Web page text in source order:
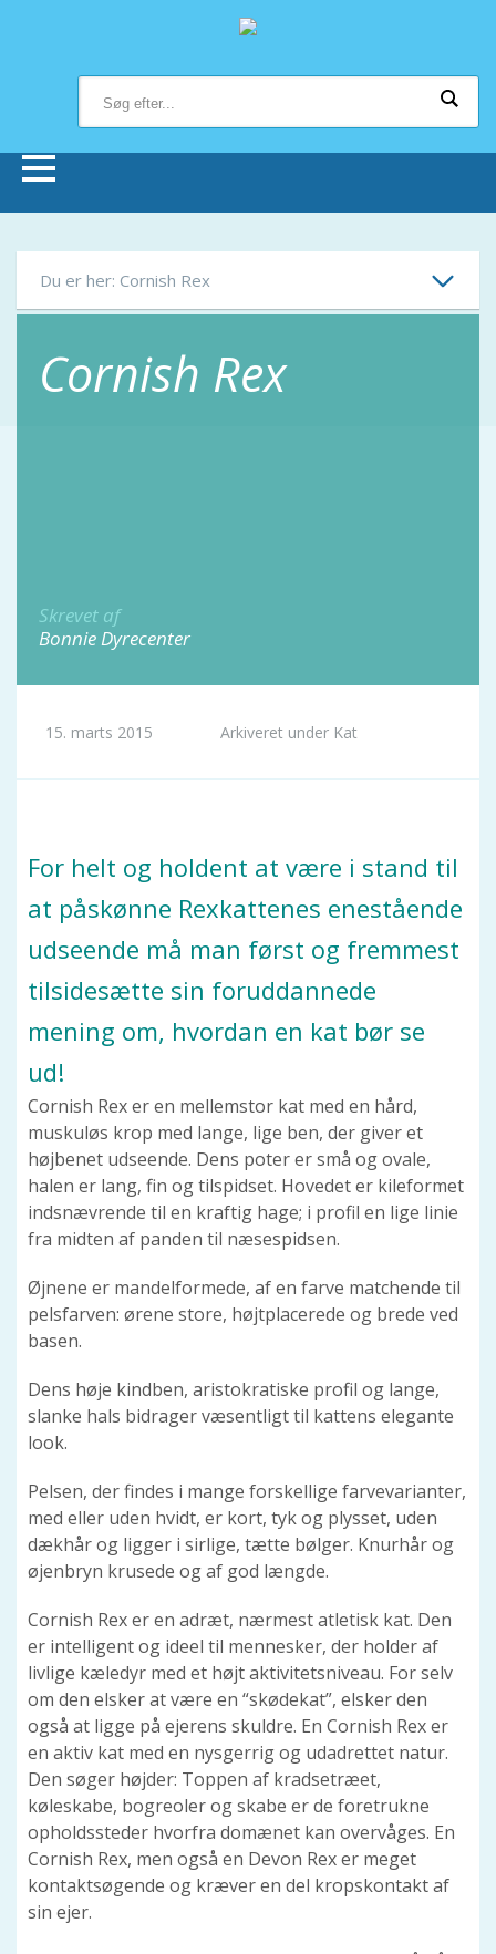
Om Bonnie Dyrecenter
Fugl
Gnavere
Krybdyr
Havedam
Kontakt
Du er her: Cornish Rex
Cornish Rex
Skrevet af
Bonnie Dyrecenter
15. marts 2015 Arkiveret under Kat
For helt og holdent at være i stand til
at påskønne Rexkattenes enestående
udseende må man først og fremmest
tilsidesætte sin foruddannede
mening om, hvordan en kat bør se
ud!
Cornish Rex er en mellemstor kat med en hård,
muskuløs krop med lange, lige ben, der giver et
højbenet udseende. Dens poter er små og ovale,
halen er lang, fin og tilspidset. Hovedet er kileformet
indsnævrende til en kraftig hage; i profil en lige linie
fra midten af panden til næsespidsen.
Øjnene er mandelformede, af en farve matchende til
pelsfarven: ørene store, højtplacerede og brede ved
basen.
Dens høje kindben, aristokratiske profil og lange,
slanke hals bidrager væsentligt til kattens elegante
look.
Pelsen, der findes i mange forskellige farvevarianter,
med eller uden hvidt, er kort, tyk og plysset, uden
dækhår og ligger i sirlige, tætte bølger. Knurhår og
øjenbryn krusede og af god længde.
Cornish Rex er en adræt, nærmest atletisk kat. Den
er intelligent og ideel til mennesker, der holder af
livlige kæledyr med et højt aktivitetsniveau. For selv
om den elsker at være en “skødekat”, elsker den
også at ligge på ejerens skuldre. En Cornish Rex er
en aktiv kat med en nysgerrig og udadrettet natur.
Den søger højder: Toppen af kradsetræet,
køleskabe, bogreoler og skabe er de foretrukne
opholdssteder hvorfra domænet kan overvåges. En
Cornish Rex, men også en Devon Rex er meget
kontaktsøgende og kræver en del kropskontakt af
sin ejer.